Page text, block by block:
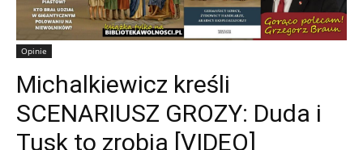
Opinie
Michalkiewicz kreśli
SCENARIUSZ GROZY: Duda i
Tusk to zrobią [VIDEO]